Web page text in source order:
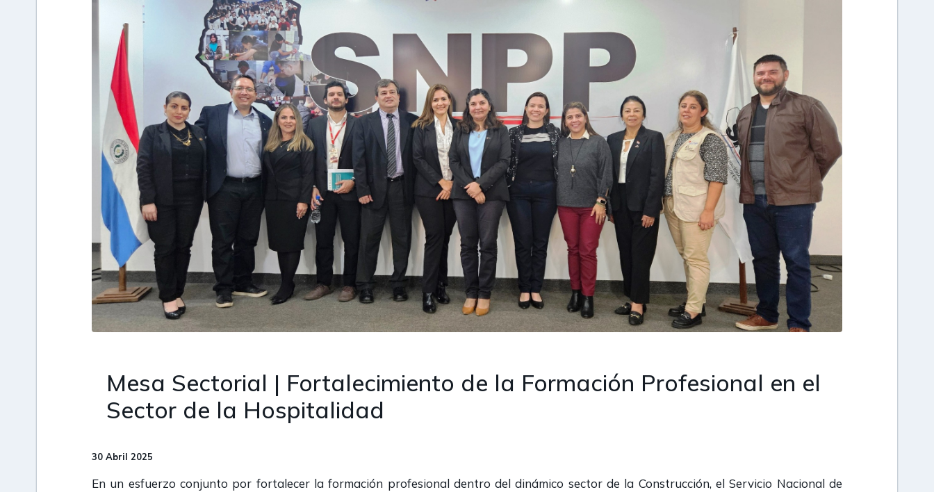
Mesa Sectorial | Fortalecimiento de la Formación Profesional en el
Sector de la Hospitalidad
30 Abril 2025
En un esfuerzo conjunto por fortalecer la formación profesional dentro del dinámico sector de la Construcción, el Servicio Nacional de